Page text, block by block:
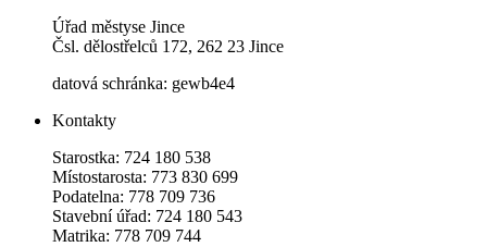
Úřad městyse Jince
Čsl. dělostřelců 172, 262 23 Jince
datová schránka: gewb4e4
Kontakty
Starostka: 724 180 538
Místostarosta: 773 830 699
Podatelna: 778 709 736
Stavební úřad: 724 180 543
Matrika: 778 709 744